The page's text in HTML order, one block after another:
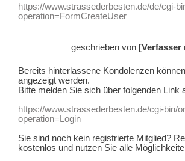
https://www.strassederbesten.de/de/cgi-
operation=FormCreateUser
geschrieben von
Bereits hinterlassene Kondolenzen
angezeigt werden.
Bitte melden Sie sich über folgenden Link
https://www.strassederbesten.de/cgi-bin/
operation=Login
Sie sind noch kein registrierte Mitglied?
kostenlos und nutzen Sie alle